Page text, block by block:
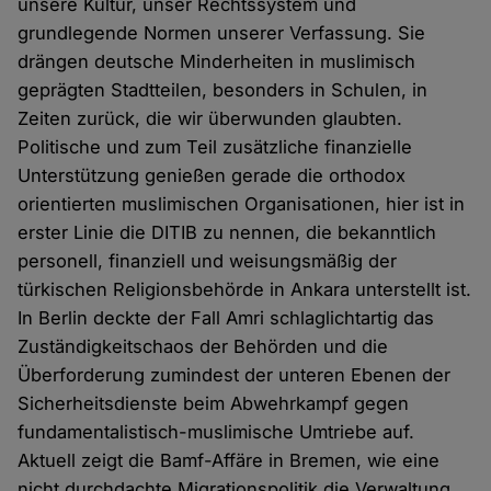
unsere Kultur, unser Rechtssystem und
grundlegende Normen unserer Verfassung. Sie
drängen deutsche Minderheiten in muslimisch
geprägten Stadtteilen, besonders in Schulen, in
Zeiten zurück, die wir überwunden glaubten.
Politische und zum Teil zusätzliche finanzielle
Unterstützung genießen gerade die orthodox
orientierten muslimischen Organisationen, hier ist in
erster Linie die DITIB zu nennen, die bekanntlich
personell, finanziell und weisungsmäßig der
türkischen Religionsbehörde in Ankara unterstellt ist.
In Berlin deckte der Fall Amri schlaglichtartig das
Zuständigkeitschaos der Behörden und die
Überforderung zumindest der unteren Ebenen der
Sicherheitsdienste beim Abwehrkampf gegen
fundamentalistisch-muslimische Umtriebe auf.
Aktuell zeigt die Bamf-Affäre in Bremen, wie eine